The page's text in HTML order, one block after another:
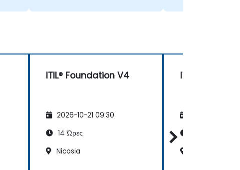
ITIL® Foundation V4
2026-10-21 09:30
14 Ώρες
Nicosia
ITIL®